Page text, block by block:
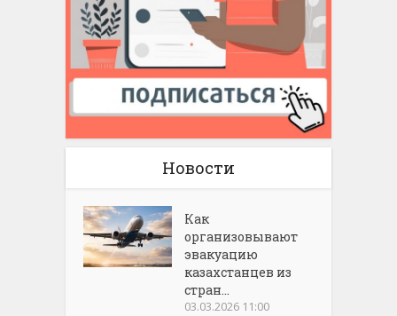
Новости
Как
организовывают
эвакуацию
казахстанцев из
стран...
03.03.2026 11:00